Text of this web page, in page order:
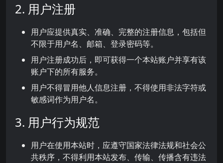
2. 用户注册
用户应提供真实、准确、完整的注册信息，包括但
不限于用户名、邮箱、登录密码等。
用户注册成功后，即可获得一个本站账户并享有该
账户下的所有服务。
用户不得冒用他人信息注册，不得使用非法字符或
敏感词作为用户名。
3. 用户行为规范
用户在使用本站时，应遵守国家法律法规和社会公
共秩序，不得利用本站发布、传输、传播含有违法